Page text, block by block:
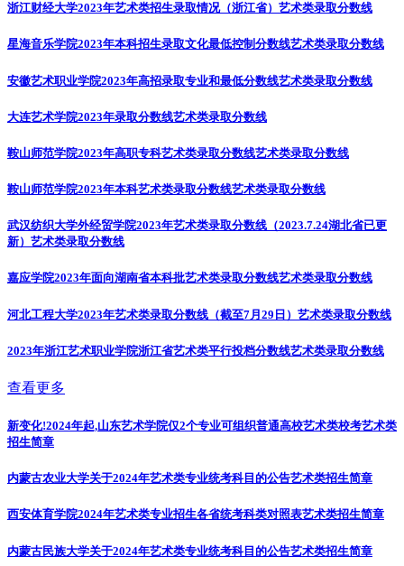
浙江财经大学2023年艺术类招生录取情况（浙江省） 艺术类录取分数线
星海音乐学院2023年本科招生录取文化最低控制分数线艺术类录取分数线
安徽艺术职业学院2023年高招录取专业和最低分数线艺术类录取分数线
大连艺术学院2023年录取分数线艺术类录取分数线
鞍山师范学院2023年高职专科艺术类录取分数线艺术类录取分数线
鞍山师范学院2023年本科艺术类录取分数线艺术类录取分数线
武汉纺织大学外经贸学院2023年艺术类录取分数线（2023.7.24湖北省已更
新） 艺术类录取分数线
嘉应学院2023年面向湖南省本科批艺术类录取分数线艺术类录取分数线
河北工程大学2023年艺术类录取分数线（截至7月29日） 艺术类录取分数线
2023年浙江艺术职业学院浙江省艺术类平行投档分数线艺术类录取分数线
查看更多
新变化!2024年起,山东艺术学院仅2个专业可组织普通高校艺术类校考艺术类
招生简章
内蒙古农业大学关于2024年艺术类专业统考科目的公告艺术类招生简章
西安体育学院2024年艺术类专业招生各省统考科类对照表艺术类招生简章
内蒙古民族大学关于2024年艺术类专业统考科目的公告艺术类招生简章